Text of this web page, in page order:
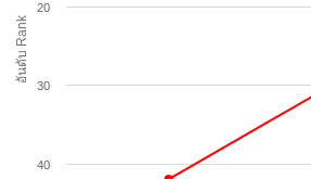
อันดับ Rank
20
30
40